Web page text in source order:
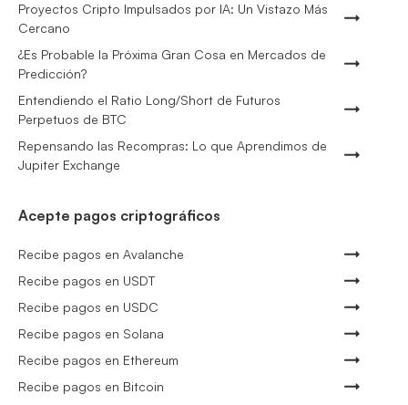
Proyectos Cripto Impulsados por IA: Un Vistazo Más
Cercano
¿Es Probable la Próxima Gran Cosa en Mercados de
Predicción?
Entendiendo el Ratio Long/Short de Futuros
Perpetuos de BTC
Repensando las Recompras: Lo que Aprendimos de
Jupiter Exchange
Acepte pagos criptográficos
Recibe pagos en Avalanche
Recibe pagos en USDT
Recibe pagos en USDC
Recibe pagos en Solana
Recibe pagos en Ethereum
Recibe pagos en Bitcoin